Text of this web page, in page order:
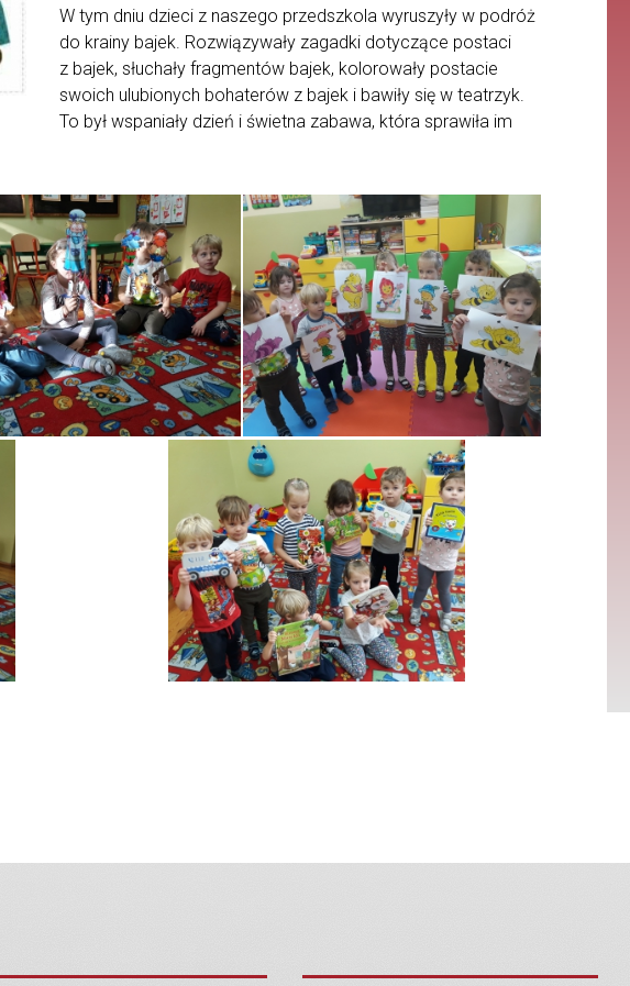
W tym dniu dzieci z naszego przedszkola wyruszyły w podróż
do krainy bajek. Rozwiązywały zagadki dotyczące postaci
z bajek, słuchały fragmentów bajek, kolorowały postacie
swoich ulubionych bohaterów z bajek i bawiły się w teatrzyk.
To był wspaniały dzień i świetna zabawa, która sprawiła im